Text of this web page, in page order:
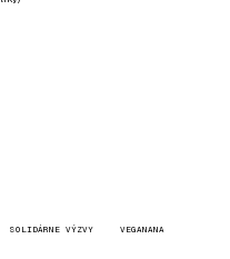
SOLIDÁRNE VÝZVY VEGANANA